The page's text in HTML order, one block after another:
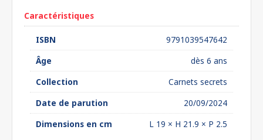
Caractéristiques
ISBN
9791039547642
Âge
dès 6 ans
Collection
Carnets secrets
Date de parution
20/09/2024
Dimensions en cm
L 19 × H 21.9 × P 2.5